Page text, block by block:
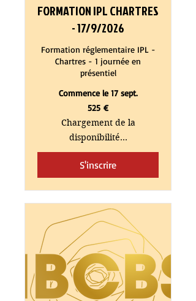
FORMATION IPL CHARTRES
- 17/9/2026
Formation réglementaire IPL -
Chartres - 1 journée en
présentiel
Commence le 17 sept.
525 €
Chargement de la
disponibilité...
S'inscrire